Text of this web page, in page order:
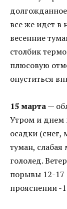
все же идет в
весенние
столбик
плюсовую
опуститься
15 марта—
Утром и днем
осадки
туман, слабая
гололед.
порывы 12-17
прояснении -